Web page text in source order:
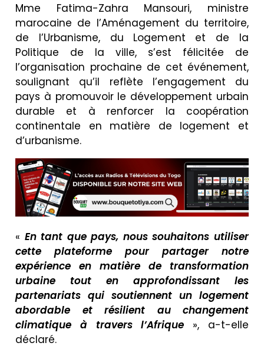
Mme Fatima-Zahra Mansouri, ministre
marocaine de l’Aménagement du territoire,
de l’Urbanisme, du Logement et de la
Politique de la ville, s’est félicitée de
l’organisation prochaine de cet événement,
soulignant qu’il reflète l’engagement du
pays à promouvoir le développement urbain
durable et à renforcer la coopération
continentale en matière de logement et
d’urbanisme.
« En tant que pays, nous souhaitons utiliser
cette plateforme pour partager notre
expérience en matière de transformation
urbaine tout en approfondissant les
partenariats qui soutiennent un logement
abordable et résilient au changement
climatique à travers l’Afrique », a-t-elle
déclaré.